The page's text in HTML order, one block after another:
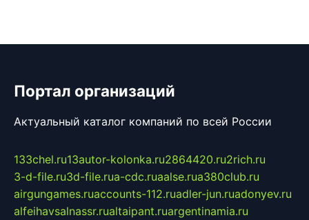
Портал организаций
Актуальный каталог компаний по всей России
133chel.ru13autor-kolonka.ru2864420.ru2rich.ru
3-d-file.ru3d-file.rua-cdc.ruaalse.rua380club.ru
airgungames.ruaccounts-112.ruadler-jun.ruadonyev.ru
alfeihavsalnassr.rualtaipant.ruargentinamia.ru